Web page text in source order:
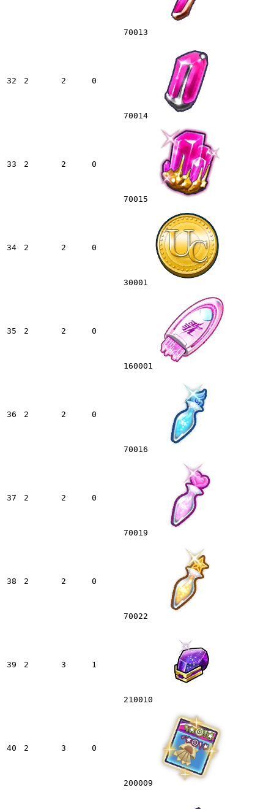
70013
32 2 2 0
70014
33 2 2 0
70015
34 2 2 0
30001
35 2 2 0
160001
36 2 2 0
70016
37 2 2 0
70019
38 2 2 0
70022
39 2 3 1
210010
40 2 3 0
200009